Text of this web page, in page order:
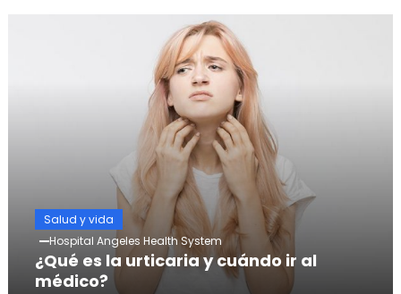
Salud y vida
Hospital Angeles Health System
¿Qué es la urticaria y cuándo ir al
médico?